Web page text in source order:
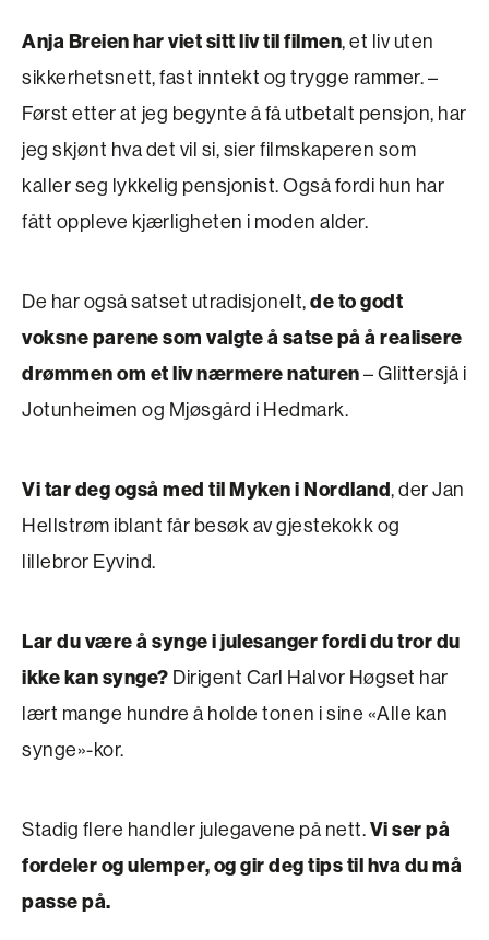
Anja Breien har viet sitt liv til filmen, et liv uten
sikkerhetsnett, fast inntekt og trygge rammer. –
Først etter at jeg begynte å få utbetalt pensjon, har
jeg skjønt hva det vil si, sier filmskaperen som
kaller seg lykkelig pensjonist. Også fordi hun har
fått oppleve kjærligheten i moden alder.
De har også satset utradisjonelt,de to godt
voksne parene som valgte å satse på å realisere
drømmen om et liv nærmere naturen– Glittersjå i
Jotunheimen og Mjøsgård i Hedmark.
Vi tar deg også med til Myken i Nordland, der Jan
Hellstrøm iblant får besøk av gjestekokk og
lillebror Eyvind.
Lar du være å synge i julesanger fordi du tror du
ikke kan synge? Dirigent Carl Halvor Høgset har
lært mange hundre å holde tonen i sine «Alle kan
synge»-kor.
Stadig flere handler julegavene på nett.Vi ser på
fordeler og ulemper, og gir deg tips til hva du må
passe på.